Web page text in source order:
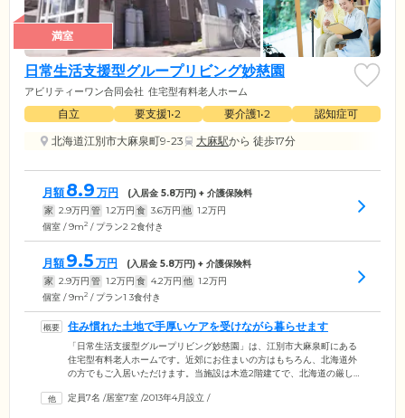
満室
日常生活支援型グループリビング妙慈園
アビリティーワン合同会社 住宅型有料老人ホーム
自立 要支援1•2 要介護1•2
認知症可
北海道江別市大麻泉町9-23
大麻駅から 徒歩17分
月額 8.9 万円 (入居金 5.8万円) + 介護保険料
家 2.9万円 管 1.2万円 食 3.6万円 他 1.2万円
個室 / 9m2 / プラン2 2食付き
月額 9.5 万円 (入居金 5.8万円) + 介護保険料
家 2.9万円 管 1.2万円 食 4.2万円 他 1.2万円
個室 / 9m2 / プラン1 3食付き
住み慣れた土地で手厚いケアを受けながら暮らせます
「日常生活支援型グループリビング妙慈園」は、江別市大麻泉町にある
住宅型有料老人ホームです。近郊にお住まいの方はもちろん、北海道外
の方でもご入居いただけます。当施設は木造2階建てで、北海道の厳しい
いずれも1～2の方を入居対象としているほか、介護を必要としない自立
定員7名 /居室7室 /2013年4月設立 /